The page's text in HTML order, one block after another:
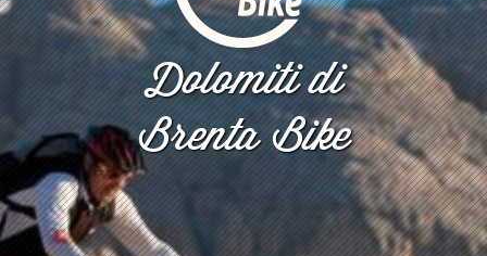
Dolomiti di
Brenta Bike